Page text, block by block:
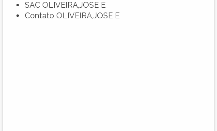
SAC OLIVEIRA,JOSE E
Contato OLIVEIRA,JOSE E